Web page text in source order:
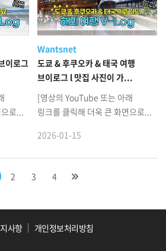
이로그
로...
Wantsnet
도쿄 & 후쿠오카 & 태국 여행
브이로그 l 맛집 사진이 가...
[영상의 YouTube 또는 아래
링크를 클릭해 더욱 큰 화면으로...
2026-01-15
2 3 4
사항 개인정보처리방침